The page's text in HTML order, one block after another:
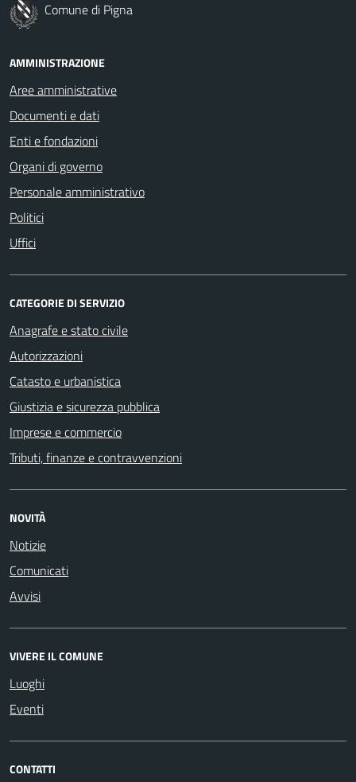
Comune di Pigna
AMMINISTRAZIONE
Aree amministrative
Documenti e dati
Enti e fondazioni
Organi di governo
Personale amministrativo
Politici
Uffici
CATEGORIE DI SERVIZIO
Anagrafe e stato civile
Autorizzazioni
Catasto e urbanistica
Giustizia e sicurezza pubblica
Imprese e commercio
Tributi, finanze e contravvenzioni
NOVITÀ
Notizie
Comunicati
Avvisi
VIVERE IL COMUNE
Luoghi
Eventi
CONTATTI